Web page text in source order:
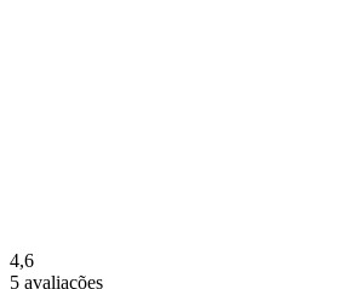
4,6
5 avaliações